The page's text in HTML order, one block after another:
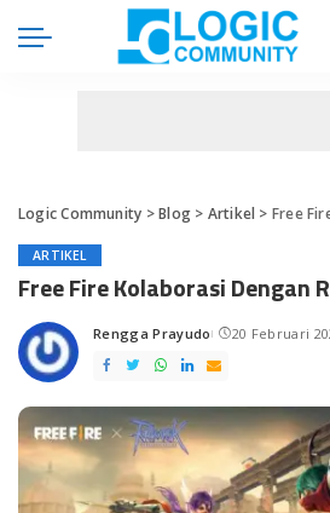
Logic Community >Blog> Artikel > Free
ARTIKEL
Free Fire Kolaborasi Dengan
Posted
by
Rengga Prayudo 20 Februari